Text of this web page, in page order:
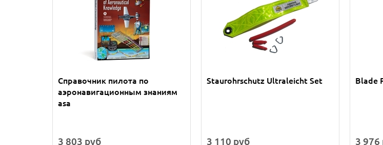
Справочник пилота по
аэронавигационным знаниям
asa
3 803 руб
Staurohrschutz Ultraleicht Set
3 110 руб
Blade
3 976